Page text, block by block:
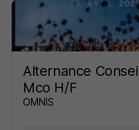
Alternance
Mco H/F
OMNIS